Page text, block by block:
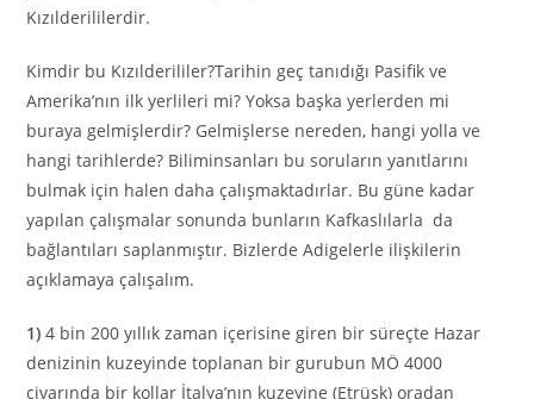
Kızılderililerdir.
Kimdir bu Kızılderililer?Tarihin geç tanıdığı Pasifik ve
Amerika’nın ilk yerlileri mi? Yoksa başka yerlerden mi
buraya gelmişlerdir? Gelmişlerse nereden, hangi yolla ve
hangi tarihlerde? Biliminsanları bu soruların yanıtlarını
bulmak için halen daha çalışmaktadırlar. Bu güne kadar
yapılan çalışmalar sonunda bunların Kafkaslılarla da
bağlantıları saplanmıştır. Bizlerde Adigelerle ilişkilerin
açıklamaya çalışalım.
1)4 bin 200 yıllık zaman içerisine giren bir süreçte Hazar
denizinin kuzeyinde toplanan bir gurubun MÖ 4000
civarında bir kollar İtalya’nın kuzeyine (Etrüsk) oradan